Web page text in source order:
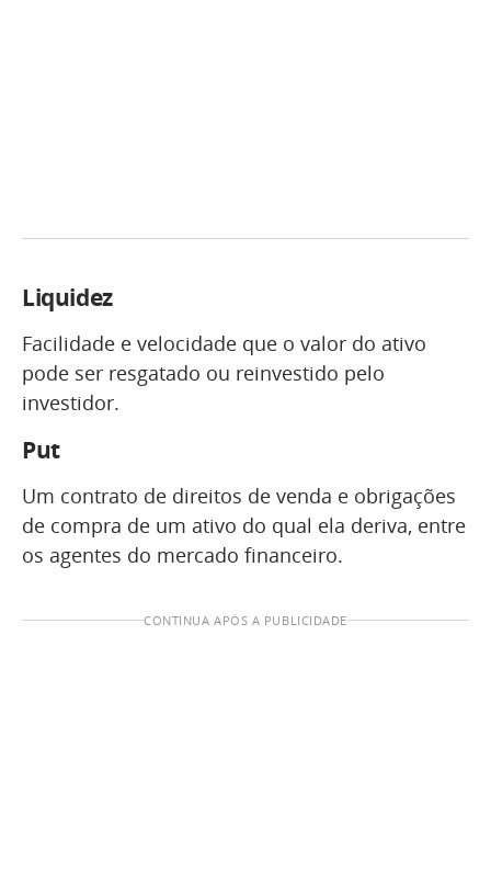
Liquidez
Facilidade e velocidade que o valor do ativo
pode ser resgatado ou reinvestido pelo
investidor.
Put
Um contrato de direitos de venda e obrigações
de compra de um ativo do qual ela deriva, entre
os agentes do mercado financeiro.
CONTINUA APÓS A PUBLICIDADE